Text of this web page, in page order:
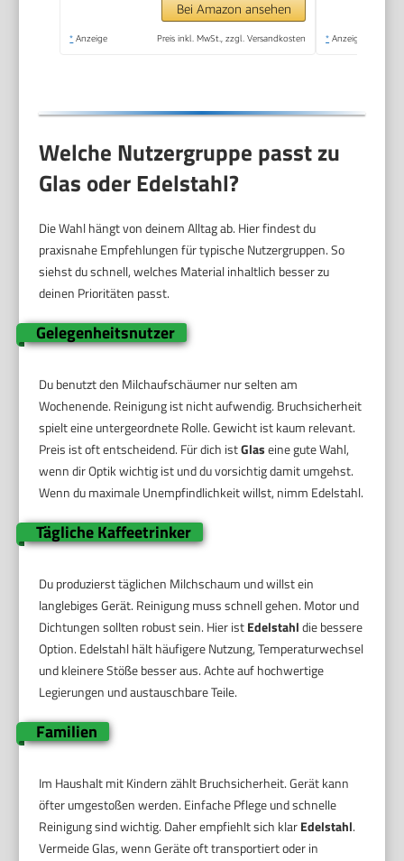
Bei Amazon ansehen
* Anzeige Preis inkl. MwSt., zzgl. Versandkosten * Anzeige
Welche Nutzergruppe passt zu
Glas oder Edelstahl?
Die Wahl hängt von deinem Alltag ab. Hier findest du
praxisnahe Empfehlungen für typische Nutzergruppen. So
siehst du schnell, welches Material inhaltlich besser zu
deinen Prioritäten passt.
Gelegenheitsnutzer
Du benutzt den Milchaufschäumer nur selten am
Wochenende. Reinigung ist nicht aufwendig. Bruchsicherheit
spielt eine untergeordnete Rolle. Gewicht ist kaum relevant.
Preis ist oft entscheidend. Für dich istGlaseine gute Wahl,
wenn dir Optik wichtig ist und du vorsichtig damit umgehst.
Wenn du maximale Unempfindlichkeit willst, nimm Edelstahl.
Tägliche Kaffeetrinker
Du produzierst täglichen Milchschaum und willst ein
langlebiges Gerät. Reinigung muss schnell gehen. Motor und
Dichtungen sollten robust sein. Hier istEdelstahldie bessere
Option. Edelstahl hält häufigere Nutzung, Temperaturwechsel
und kleinere Stöße besser aus. Achte auf hochwertige
Legierungen und austauschbare Teile.
Familien
Im Haushalt mit Kindern zählt Bruchsicherheit. Gerät kann
öfter umgestoßen werden. Einfache Pflege und schnelle
Reinigung sind wichtig. Daher empfiehlt sich klarEdelstahl.
Vermeide Glas, wenn Geräte oft transportiert oder in